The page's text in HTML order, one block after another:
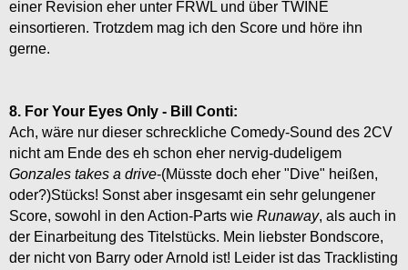
einer Revision eher unter FRWL und über TWINE
einsortieren. Trotzdem mag ich den Score und höre ihn
gerne.
8. For Your Eyes Only - Bill Conti:
Ach, wäre nur dieser schreckliche Comedy-Sound des 2CV
nicht am Ende des eh schon eher nervig-dudeligem
Gonzales takes a drive-(Müsste doch eher "Dive" heißen,
oder?)Stücks! Sonst aber insgesamt ein sehr gelungener
Score, sowohl in den Action-Parts wie Runaway, als auch in
der Einarbeitung des Titelstücks. Mein liebster Bondscore,
der nicht von Barry oder Arnold ist! Leider ist das Tracklisting